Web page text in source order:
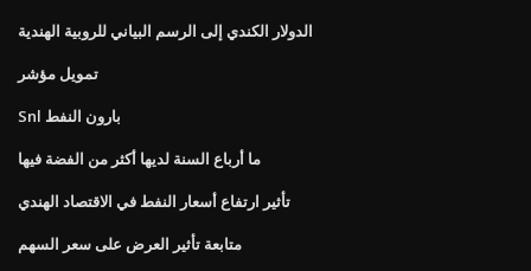
الدولار الكندي إلى الرسم البياني للروبية الهندية
تمويل مؤشر
Snl بارون النفط
ما أرباع السنة لديها أكثر من الفضة فيها
تأثير ارتفاع أسعار النفط في الاقتصاد الهندي
متابعة تأثير العرض على سعر السهم